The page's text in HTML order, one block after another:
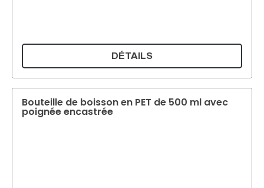
DÉTAILS
Bouteille de boisson en PET de 500 ml avec
poignée encastrée